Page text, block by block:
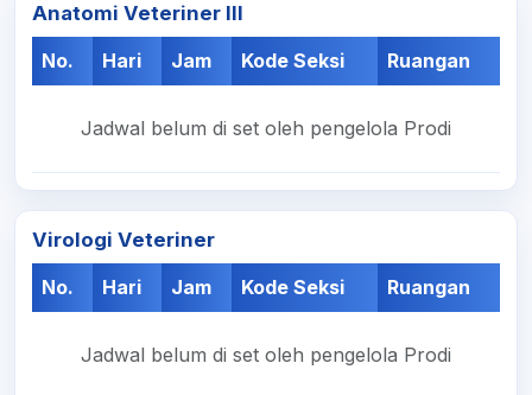
Anatomi Veteriner III
No.
Hari Jam Kode Seksi Ruangan
Jadwal belum di set oleh pengelola Prodi
Virologi Veteriner
No.
Hari Jam Kode Seksi Ruangan
Jadwal belum di set oleh pengelola Prodi